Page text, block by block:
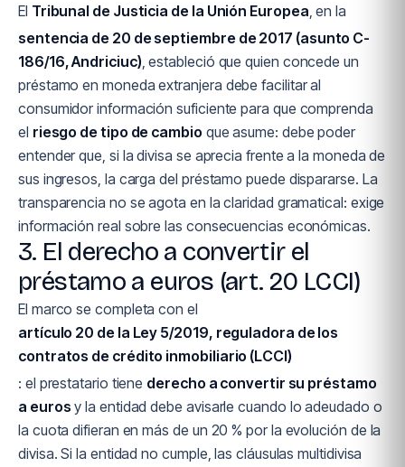
El Tribunal de Justicia de la Unión Europea, en la
sentencia de 20 de septiembre de 2017 (asunto C-
186/16, Andriciuc), estableció que quien concede un
préstamo en moneda extranjera debe facilitar al
consumidor información suficiente para que comprenda
el riesgo de tipo de cambio que asume: debe poder
entender que, si la divisa se aprecia frente a la moneda de
sus ingresos, la carga del préstamo puede dispararse. La
transparencia no se agota en la claridad gramatical: exige
información real sobre las consecuencias económicas.
3. El derecho a convertir el
préstamo a euros (art. 20 LCCI)
El marco se completa con el
artículo 20 de la Ley 5/2019, reguladora de los
contratos de crédito inmobiliario (LCCI)
: el prestatario tiene derecho a convertir su préstamo
a euros y la entidad debe avisarle cuando lo adeudado o
la cuota difieran en más de un 20 % por la evolución de la
divisa. Si la entidad no cumple, las cláusulas multidivisa